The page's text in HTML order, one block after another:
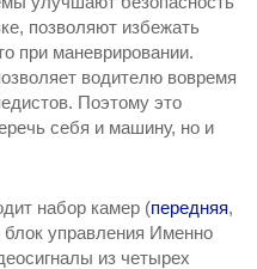
позволяют избежать
при маневрировании.
водителю вовремя
Поэтому это
себя и машину, но и
набор камер (передняя, ​​
блок управления Именно
из четырех